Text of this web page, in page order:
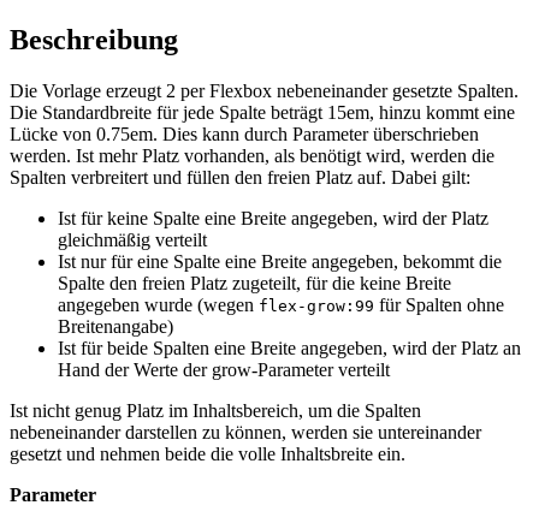
Beschreibung
Die Vorlage erzeugt 2 per Flexbox nebeneinander gesetzte Spalten.
Die Standardbreite für jede Spalte beträgt 15em, hinzu kommt eine
Lücke von 0.75em. Dies kann durch Parameter überschrieben
werden. Ist mehr Platz vorhanden, als benötigt wird, werden die
Spalten verbreitert und füllen den freien Platz auf. Dabei gilt:
Ist für keine Spalte eine Breite angegeben, wird der Platz
gleichmäßig verteilt
Ist nur für eine Spalte eine Breite angegeben, bekommt die
Spalte den freien Platz zugeteilt, für die keine Breite
angegeben wurde (wegen flex-grow:99 für Spalten ohne
Breitenangabe)
Ist für beide Spalten eine Breite angegeben, wird der Platz an
Hand der Werte der grow-Parameter verteilt
Ist nicht genug Platz im Inhaltsbereich, um die Spalten
nebeneinander darstellen zu können, werden sie untereinander
gesetzt und nehmen beide die volle Inhaltsbreite ein.
Parameter